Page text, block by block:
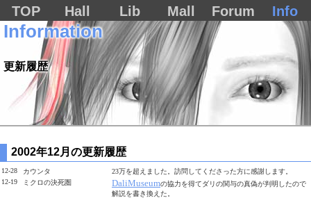
TOP Hall Lib Mall Forum Info
Information
更新履歴
2002年12月の更新履歴
12-28 カウンタ
23万を超えました。訪問してくださった方に感謝します。
12-19
ミクロの決死圏 DaliMuseumの協力を得てダリの関与の真偽が判明したので
解説を書き換えた。